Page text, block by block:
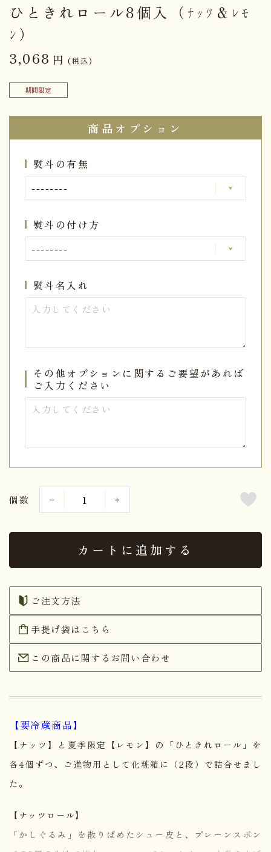
ひときれロール8個入（ﾅｯﾂ＆ﾚﾓ
ﾝ）
3,068 円 (税込)
期間限定
商品オプション
熨斗の有無
熨斗の付け方
熨斗名入れ
その他オプションに関するご要望があれば
ご入力ください
個数
カートに追加する
ご注文方法
手提げ袋はこちら
この商品に関するお問い合わせ
【要冷蔵商品】
【ナッツ】と夏季限定【レモン】の「ひときれロール」を
各4個ずつ、ご進物用として化粧箱に（2段）で詰合せまし
た。
【ナッツロール】
「かしぐるみ」を散りばめたシュー皮と、プレーンスポン